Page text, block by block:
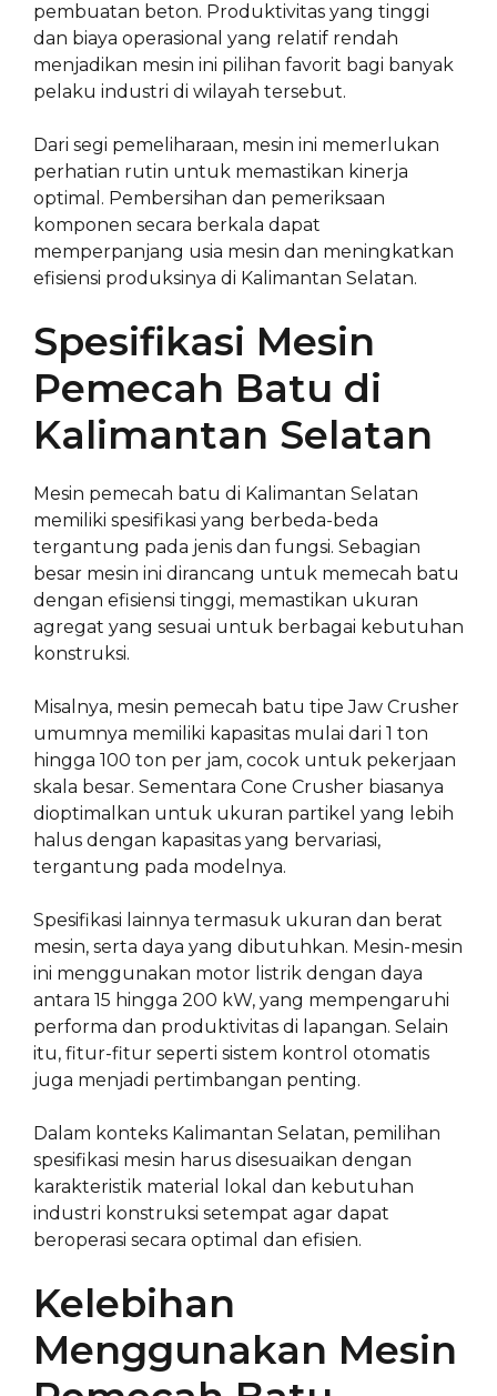
pembuatan beton. Produktivitas yang tinggi
dan biaya operasional yang relatif rendah
menjadikan mesin ini pilihan favorit bagi banyak
pelaku industri di wilayah tersebut.
Dari segi pemeliharaan, mesin ini memerlukan
perhatian rutin untuk memastikan kinerja
optimal. Pembersihan dan pemeriksaan
komponen secara berkala dapat
memperpanjang usia mesin dan meningkatkan
efisiensi produksinya di Kalimantan Selatan.
Spesifikasi Mesin
Pemecah Batu di
Kalimantan Selatan
Mesin pemecah batu di Kalimantan Selatan
memiliki spesifikasi yang berbeda-beda
tergantung pada jenis dan fungsi. Sebagian
besar mesin ini dirancang untuk memecah batu
dengan efisiensi tinggi, memastikan ukuran
agregat yang sesuai untuk berbagai kebutuhan
konstruksi.
Misalnya, mesin pemecah batu tipe Jaw Crusher
umumnya memiliki kapasitas mulai dari 1 ton
hingga 100 ton per jam, cocok untuk pekerjaan
skala besar. Sementara Cone Crusher biasanya
dioptimalkan untuk ukuran partikel yang lebih
halus dengan kapasitas yang bervariasi,
tergantung pada modelnya.
Spesifikasi lainnya termasuk ukuran dan berat
mesin, serta daya yang dibutuhkan. Mesin-mesin
ini menggunakan motor listrik dengan daya
antara 15 hingga 200 kW, yang mempengaruhi
performa dan produktivitas di lapangan. Selain
itu, fitur-fitur seperti sistem kontrol otomatis
juga menjadi pertimbangan penting.
Dalam konteks Kalimantan Selatan, pemilihan
spesifikasi mesin harus disesuaikan dengan
karakteristik material lokal dan kebutuhan
industri konstruksi setempat agar dapat
beroperasi secara optimal dan efisien.
Kelebihan
Menggunakan Mesin